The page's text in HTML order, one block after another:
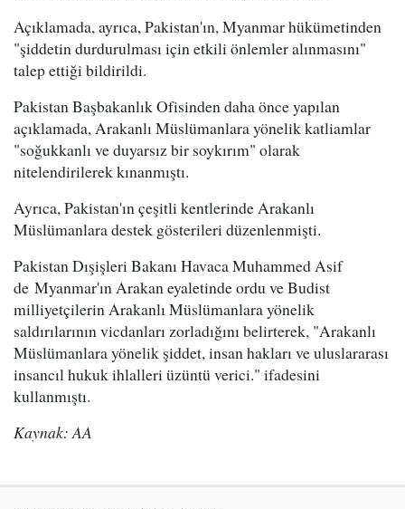
Açıklamada, ayrıca, Pakistan'ın, Myanmar hükümetinden
"şiddetin durdurulması için etkili önlemler alınmasını"
talep ettiği bildirildi.
Pakistan Başbakanlık Ofisinden daha önce yapılan
açıklamada, Arakanlı Müslümanlara yönelik katliamlar
"soğukkanlı ve duyarsız bir soykırım" olarak
nitelendirilerek kınanmıştı.
Ayrıca, Pakistan'ın çeşitli kentlerinde Arakanlı
Müslümanlara destek gösterileri düzenlenmişti.
Pakistan Dışişleri Bakanı Havaca Muhammed Asif
de Myanmar'ın Arakan eyaletinde ordu ve Budist
milliyetçilerin Arakanlı Müslümanlara yönelik
saldırılarının vicdanları zorladığını belirterek, "Arakanlı
Müslümanlara yönelik şiddet, insan hakları ve uluslararası
insancıl hukuk ihlalleri üzüntü verici." ifadesini
kullanmıştı.
Kaynak: AA